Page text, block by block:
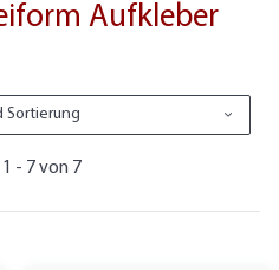
Aufkleber
Sortierung
- 7 von 7